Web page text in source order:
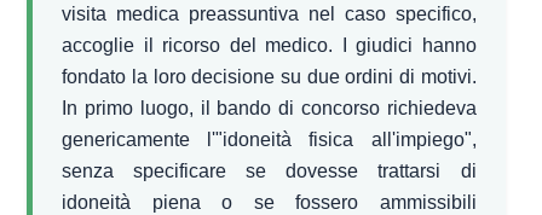
visita medica preassuntiva nel caso specifico,
accoglie il ricorso del medico. I giudici hanno
fondato la loro decisione su due ordini di motivi.
In primo luogo, il bando di concorso richiedeva
genericamente l'"idoneità fisica all'impiego",
senza specificare se dovesse trattarsi di
idoneità piena o se fossero ammissibili